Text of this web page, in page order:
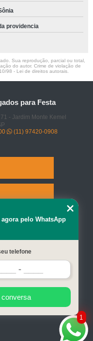
providencia
Sua reprodução, parcial ou total,
do autor. Crime de violação de
98 - Lei de direitos autorais
para Festa
- Jardim Monte Kemel
(11) 97420-0908
1
agora pelo WhatsApp
telefone
conversa